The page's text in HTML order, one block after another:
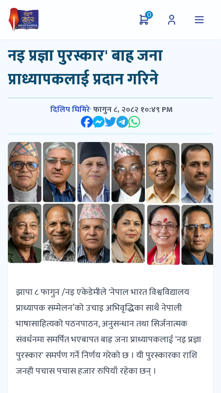
0
नइ प्रज्ञा पुरस्कार' बाह्र जना
प्राध्यापकलाई प्रदान गरिने
दिलिप घिमिरे·फागुन ८, २०८२ १०:४९ PM
झापा ८ फागुन /नइ एकेडेमीले 'नेपाल भारत विश्वविद्यालय
प्राध्यापक सम्मेलन’को उचाइ अभिवृद्धिका साथै नेपाली
भाषासाहित्यको पठनपाठन, अनुसन्धान तथा सिर्जनात्मक
संवर्धनमा समर्पित भएबापत बाह्र जना प्राध्यापकलाई 'नइ प्रज्ञा
पुरस्कार' समर्पण गर्ने निर्णय गरेको छ । यी पुरस्कारका राशि
जनही पचास पचास हजार रुपियाँ रहेका छन् ।